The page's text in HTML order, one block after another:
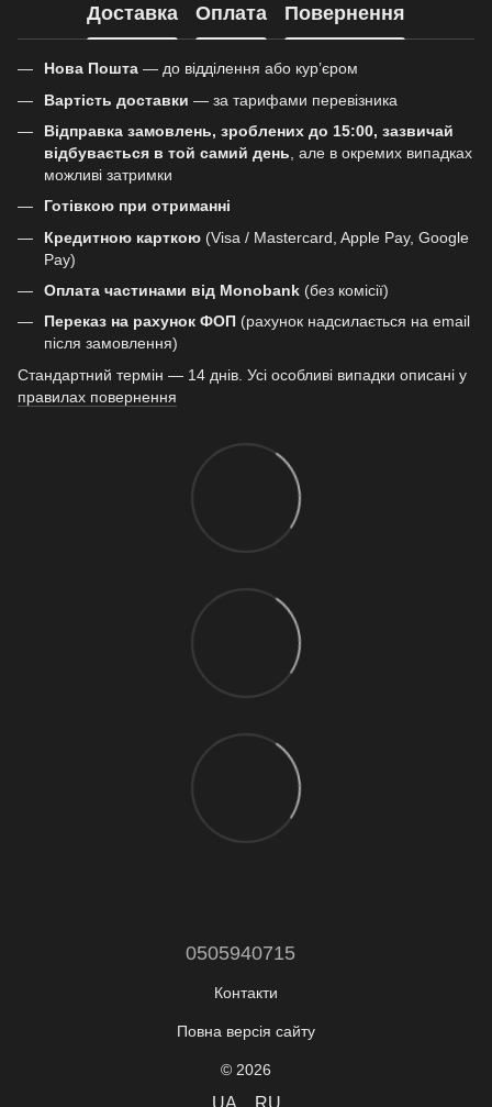
Доставка Оплата Повернення
Нова Пошта — до відділення або кур’єром
Вартість доставки — за тарифами перевізника
Відправка замовлень, зроблених до 15:00, зазвичай
відбувається в той самий день , але в окремих випадках
можливі затримки
Готівкою при отриманні
Кредитною карткою (Visa / Mastercard, Apple Pay, Google
Pay)
Оплата частинами від Monobank (без комісії)
Переказ на рахунок ФОП (рахунок надсилається на email
після замовлення)
Стандартний термін — 14 днів. Усі особливі випадки описані у
правилах повернення
0505940715
Контакти
Повна версія сайту
© 2026
UA RU